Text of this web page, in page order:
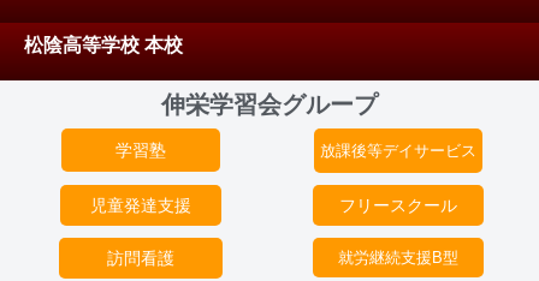
松陰高等学校 本校
伸栄学習会グループ
学習塾 放課後等デイサービス
児童発達支援 フリースクール
訪問看護 就労継続支援B型